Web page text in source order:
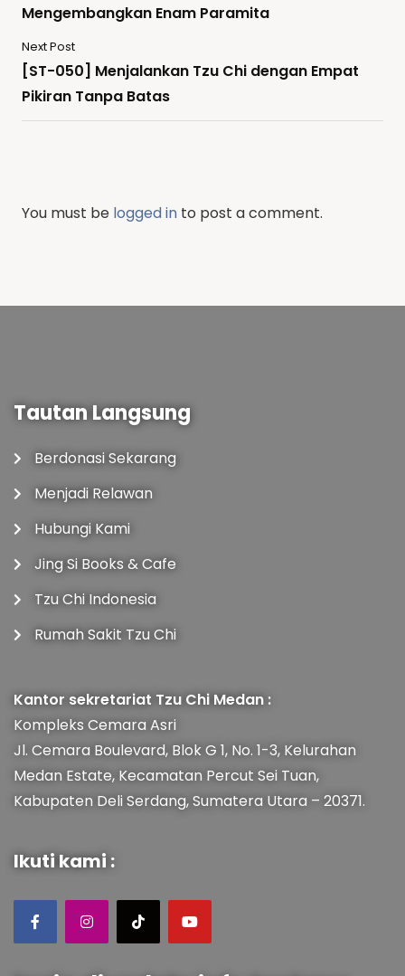
Mengembangkan Enam Paramita
Next Post
[ST-050] Menjalankan Tzu Chi dengan Empat
Pikiran Tanpa Batas
You must be logged in to post a comment.
Tautan Langsung
Berdonasi Sekarang
Menjadi Relawan
Hubungi Kami
Jing Si Books & Cafe
Tzu Chi Indonesia
Rumah Sakit Tzu Chi
Kantor sekretariat Tzu Chi Medan :
Kompleks Cemara Asri
Jl. Cemara Boulevard, Blok G 1, No. 1-3, Kelurahan
Medan Estate, Kecamatan Percut Sei Tuan,
Kabupaten Deli Serdang, Sumatera Utara – 20371.
Ikuti kami :